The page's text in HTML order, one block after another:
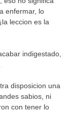
enfermar, lo
leccion es la
indigestado,
disposicion una
sabios, ni
con tener lo